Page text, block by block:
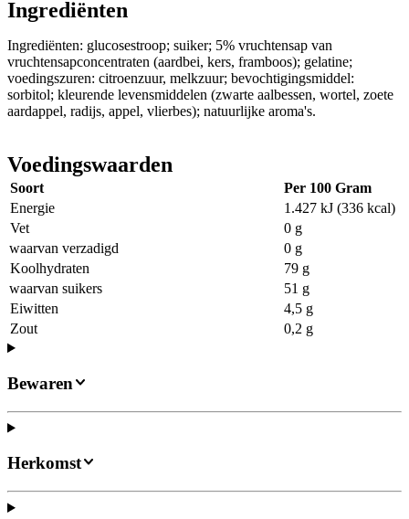
Ingrediënten
Ingrediënten: glucosestroop; suiker; 5% vruchtensap van
vruchtensapconcentraten (aardbei, kers, framboos); gelatine;
voedingszuren: citroenzuur, melkzuur; bevochtigingsmiddel:
sorbitol; kleurende levensmiddelen (zwarte aalbessen, wortel, zoete
aardappel, radijs, appel, vlierbes); natuurlijke aroma's.
Voedingswaarden
Soort
Per 100 Gram
Energie
1.427 kJ (336 kcal)
Vet
0 g
waarvan verzadigd
0 g
Koolhydraten
79 g
waarvan suikers
51 g
Eiwitten
4,5 g
Zout
0,2 g
Bewaren
Herkomst